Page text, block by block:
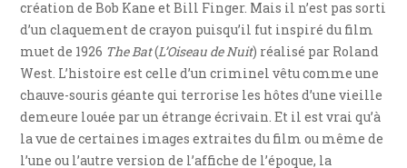
création de Bob Kane et Bill Finger. Mais il n’est pas sorti
d’un claquement de crayon puisqu’il fut inspiré du film
muet de 1926 The Bat(L’Oiseau de Nuit) réalisé par Roland
West. L’histoire est celle d’un criminel vêtu comme une
chauve-souris géante qui terrorise les hôtes d’une vieille
demeure louée par un étrange écrivain. Et il est vrai qu’à
la vue de certaines images extraites du film ou même de
l’une ou l’autre version de l’affiche de l’époque, la